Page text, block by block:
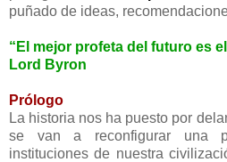
puñado de ideas,
“El mejor profeta del futuro es
Lord Byron
Prólogo
La historia nos ha puesto por
se van a reconfigurar una
instituciones de nuestra